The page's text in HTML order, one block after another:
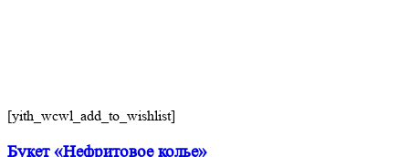
[yith_wcwl_add_to_wishlist]
Букет «Нефритовое колье»